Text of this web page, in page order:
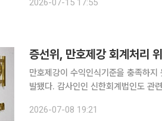
금융위원회는 15일 제13차 회의에서
2026-07-15 17:55
증선위, 만호제강 회계처리
만호제강이 수익인식기준을 충족하
발됐다. 감사인인 신한회계법인도 관
무제표를 작성·공시한 만호제강에 대
2026-07-08 19:21